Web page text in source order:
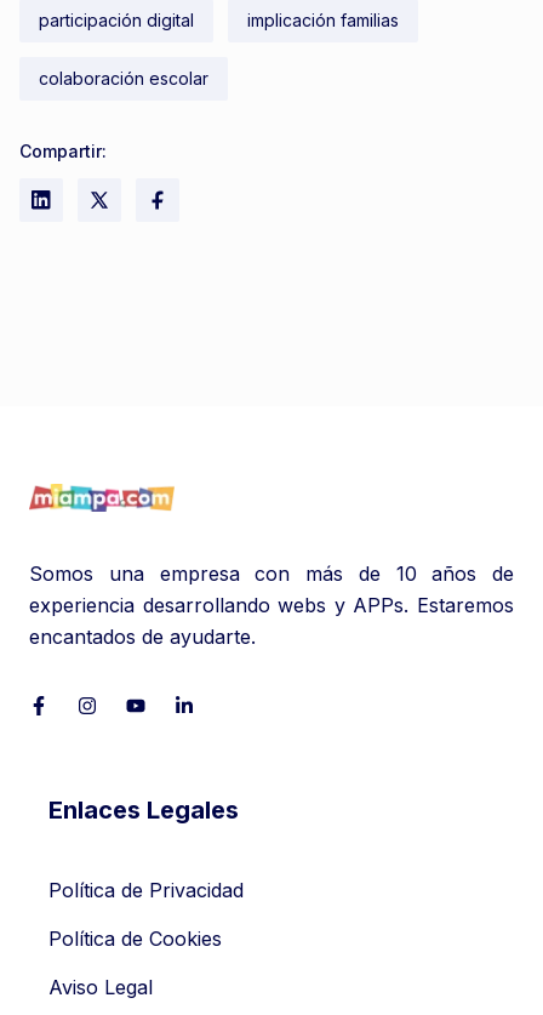
participación digital implicación familias
colaboración escolar
Compartir:
Somos una empresa con más de 10 años de
experiencia desarrollando webs y APPs. Estaremos
encantados de ayudarte.
Enlaces Legales
Política de Privacidad
Política de Cookies
Aviso Legal